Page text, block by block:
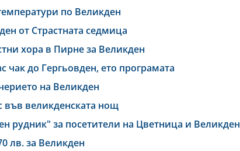
по Великден
от Страстната седмица
хора в Пирне за Великден
чак до Гергьовден, ето програмата
на Великден
във великденската нощ
рудник" за посетители на Цветница и Великден
лв. за Великден